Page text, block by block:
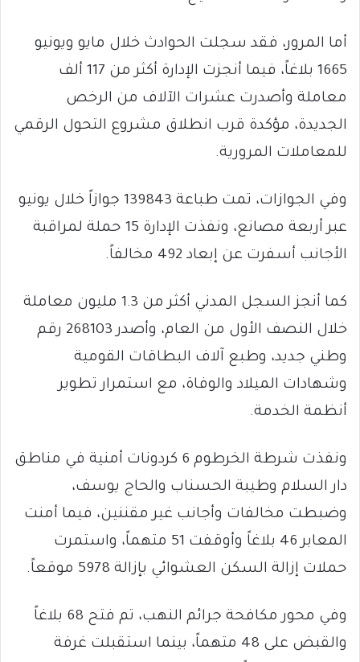
أما المرور، فقد سجلت الحوادث خلال مايو ويونيو
1665 بلاغاً، فيما أنجزت الإدارة أكثر من 117 ألف
معاملة وأصدرت عشرات الآلاف من الرخص
الجديدة، مؤكدة قرب انطلاق مشروع التحول الرقمي
للمعاملات المرورية.
وفي الجوازات، تمت طباعة 139843 جوازاً خلال يونيو
عبر أربعة مصانع، ونفذت الإدارة 15 حملة لمراقبة
الأجانب أسفرت عن إبعاد 492 مخالفاً.
كما أنجز السجل المدني أكثر من 1.3 مليون معاملة
خلال النصف الأول من العام، وأصدر 268103 رقم
وطني جديد، وطبع آلاف البطاقات القومية
وشهادات الميلاد والوفاة، مع استمرار تطوير
أنظمة الخدمة.
ونفذت شرطة الخرطوم 6 كردونات أمنية في مناطق
دار السلام وطيبة الحسناب والحاج يوسف،
وضبطت مخالفات وأجانب غير مقننين، فيما أمنت
المعابر 46 بلاغاً وأوقفت 51 متهماً، واستمرت
حملات إزالة السكن العشوائي بإزالة 5978 موقعاً.
وفي محور مكافحة جرائم النهب، تم فتح 68 بلاغاً
والقبض على 48 متهماً، بينما استقبلت غرفة